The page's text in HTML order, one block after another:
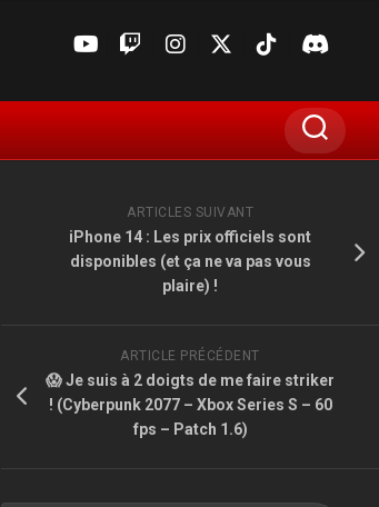
ARTICLES SUIVANT
iPhone 14 : Les prix officiels sont
disponibles (et ça ne va pas vous
plaire) !
ARTICLE PRÉCÉDENT
😱 Je suis à 2 doigts de me faire striker
! (Cyberpunk 2077 – Xbox Series S – 60
fps – Patch 1.6)